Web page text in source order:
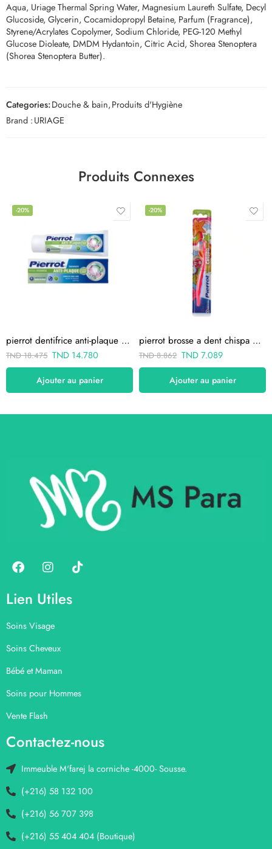
Aqua, Uriage Thermal Spring Water, Magnesium Laureth Sulfate, Decyl
Glucoside, Glycerin, Cocamidopropyl Betaine, Parfum (Fragrance),
Styrene/Acrylates Copolymer, Sodium Chloride, PEG-120 Methyl
Glucose Dioleate, DMDM Hydantoin, Citric Acid, Shorea Stenoptera
(Shorea Stenoptera Butter).
Categories:Douche & bain,Produits d'Hygiène
Brand :URIAGE
Produits Connexes
-20%
pierrot dentifrice anti-plaque 75ml
TND18.475 TND 14.780
Ajouter au panier
-20%
pierrot brosse a dent chispa 2-8 ans
TND8.862 TND7.089
Ajouter au panier
Lien Utiles
Soins Visage
Soins Cheveux
Bébé et Maman
Soins pour Hommes
Vente Flash
Contactez-nous
Immeuble M'farej la corniche -4000- Sousse.
(+216) 58 132 100
(+216) 56 707 398
(+216) 55 404 404 (Boutique)